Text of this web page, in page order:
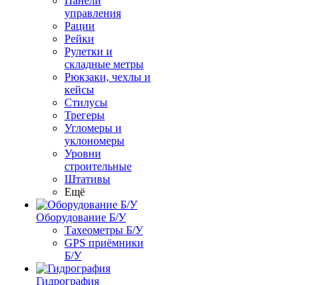
управления
Рации
Рейки
Рулетки и
складные метры
Рюкзаки, чехлы и
кейсы
Стилусы
Трегеры
Угломеры и
уклономеры
Уровни
строительные
Штативы
Ещё
Оборудование Б/У
Тахеометры Б/У
GPS приёмники
Б/У
Гидрография